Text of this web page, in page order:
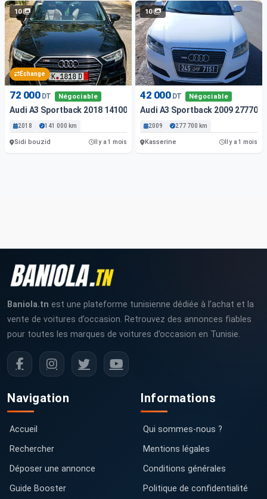
10
Échange
72 000 DT Négociable
Audi A3 Sportback 2018 141000 Km
2018 141 000 km
Sidi bouzid Il y a 1 mois
10
42 000 DT Négociable
Audi A3 Sportback 2009 277700.
2009 277 700 km
Kasserine Il y a 1 mois
Baniola.tn est une plateforme tunisienne dédiée à l’achat et la
vente de voitures d’occasion. Retrouvez des annonces fiables
pour toutes les marques de voitures d’occasion en Tunisie.
Navigation
Accueil
Rechercher
Déposer une annonce
Guide Booster
Informations
Qui sommes-nous ?
Mentions légales
Conditions générales
Politique de confidentialité